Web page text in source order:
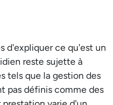
d'expliquer ce qu'est un
reste sujette à
tels que la gestion des
pas définis comme des